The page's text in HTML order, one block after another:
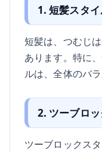
1. 短髪スタ
短髪は、つむじ
あります。特に
ルは、全体のバ
2. ツーブロッ
ツーブロックス